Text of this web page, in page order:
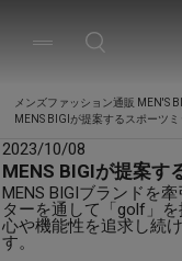
メンズファッション通販 MEN'S
MENS BIGIが提案するスポーツ
2023/10/08
MENS BIGIが提案す
MENS BIGIブランドを
ターを通して「golf」
心や機能性を追求し続
す。